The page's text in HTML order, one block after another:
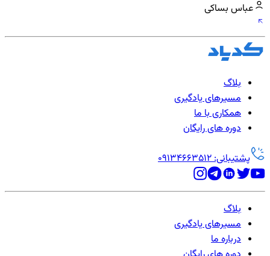
عباس بساکی
بلاگ
مسیرهای یادگیری
همکاری با ما
دوره های رایگان
پشتیبانی: 09134663512
بلاگ
مسیرهای یادگیری
درباره ما